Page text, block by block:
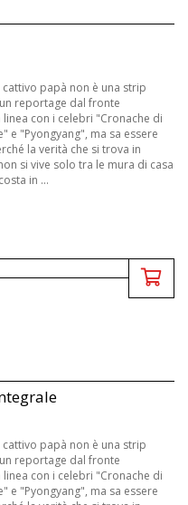
cattivo papà non è una strip
reportage dal fronte
con i celebri "Cronache di
e "Pyongyang", ma sa essere
la verità che si trova in
si vive solo tra le mura di casa
in ...
cattivo papà non è una strip
reportage dal fronte
con i celebri "Cronache di
e "Pyongyang", ma sa essere